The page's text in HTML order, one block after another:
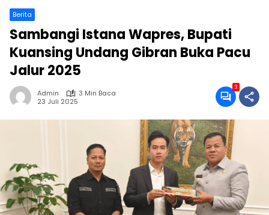
Berita
Sambangi Istana Wapres, Bupati
Kuansing Undang Gibran Buka Pacu
Jalur 2025
Admin
3 Min Baca
23 Juli 2025
3